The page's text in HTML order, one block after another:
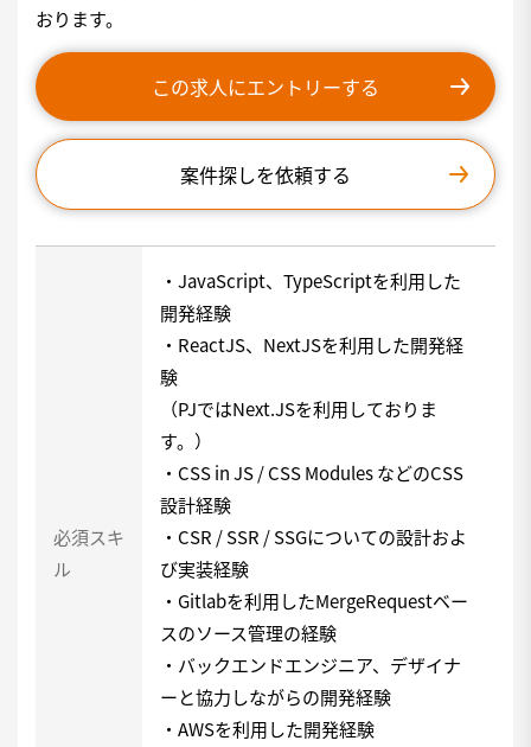
おります。
この求人にエントリーする
案件探しを依頼する
必須スキ
ル
・JavaScript、TypeScriptを利用した
開発経験
・ReactJS、NextJSを利用した開発経
験
（PJではNext.JSを利用しておりま
す。）
・CSS in JS / CSS Modules などのCSS
設計経験
・CSR / SSR / SSGについての設計およ
び実装経験
・Gitlabを利用したMergeRequestベー
スのソース管理の経験
・バックエンドエンジニア、デザイナ
ーと協力しながらの開発経験
・AWSを利用した開発経験